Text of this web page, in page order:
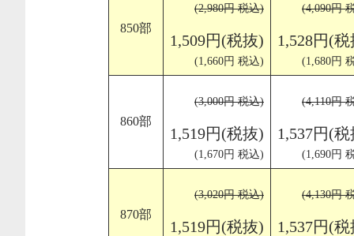
850部
(2,980円 税込)
1,509円(税抜)
(1,660円 税込)
(4,090円
1,528円(
(1,680円
860部
(3,000円 税込)
1,519円(税抜)
(1,670円 税込)
(4,110円
1,537円(
(1,690円
870部
(3,020円 税込)
1,519円(税抜)
(4,130円
1,537円(